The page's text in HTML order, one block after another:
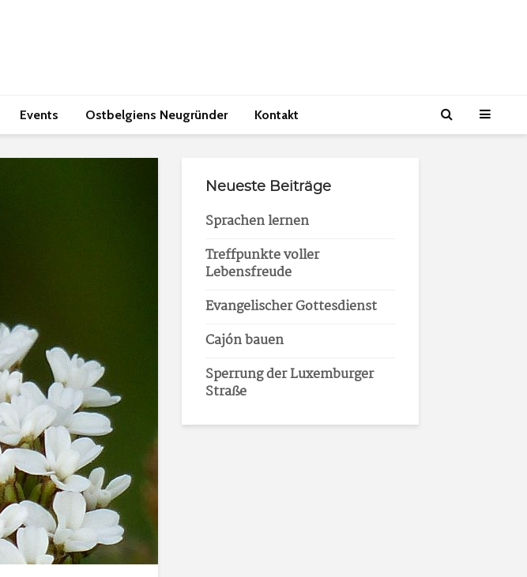
Events Ostbelgiens Neugründer Kontakt
Neueste Beiträge
Sprachen lernen
Treffpunkte voller
Lebensfreude
Evangelischer Gottesdienst
Cajón bauen
Sperrung der Luxemburger
Straße